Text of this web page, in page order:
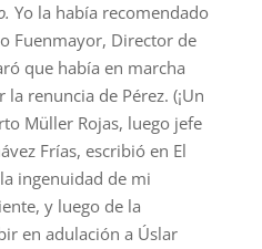
Yo la había recomendado
Fuenmayor, Director de
que había en marcha
renuncia de Pérez. (¡Un
Müller Rojas, luego jefe
Frías, escribió en El
ingenuidad de mi
y luego de la
en adulación a Úslar